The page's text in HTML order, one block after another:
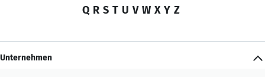
Q R S T U V W X Y Z
Unternehmen